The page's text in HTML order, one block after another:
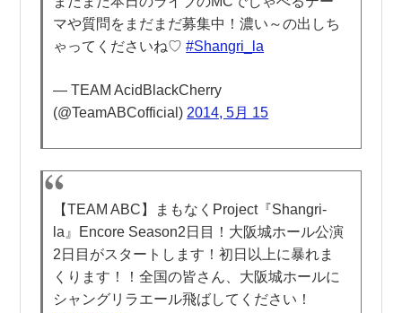
マや質問をまだまだ募集中！濃い～の出しち
ゃってくださいね♡#Shangri_la
— TEAM AcidBlackCherry
(@TeamABCofficial) 2014, 5月 15
【TEAM ABC】まもなくProject『Shangri-
la』Encore Season2日目！大阪城ホール公演
2日目がスタートします！初日以上に暴れま
くります！！全国の皆さん、大阪城ホールに
シャングリラエール飛ばしてください！